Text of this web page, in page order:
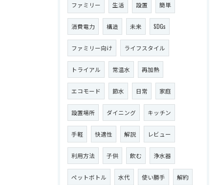
ファミリー 生活 設置 簡単
消費電力 構造 未来 SDGs
ファミリー向け ライフスタイル
トライアル 常温水 再加熱
エコモード 節水 日常 家庭
設置場所 ダイニング キッチン
手軽 快適性 解説 レビュー
利用方法 子供 飲む 浄水器
ペットボトル 水代 使い勝手 解約